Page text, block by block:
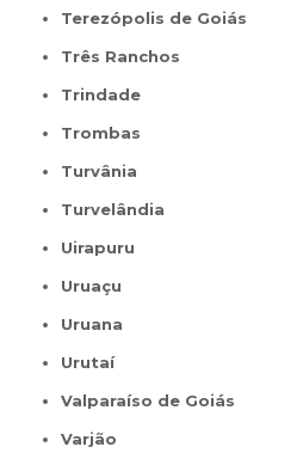
Terezópolis de Goiás
Três Ranchos
Trindade
Trombas
Turvânia
Turvelândia
Uirapuru
Uruaçu
Uruana
Urutaí
Valparaíso de Goiás
Varjão